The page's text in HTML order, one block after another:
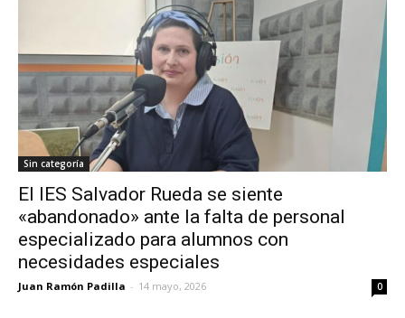
Sin categoría
El IES Salvador Rueda se siente
«abandonado» ante la falta de personal
especializado para alumnos con
necesidades especiales
Juan Ramón Padilla - 14 mayo, 2026 0